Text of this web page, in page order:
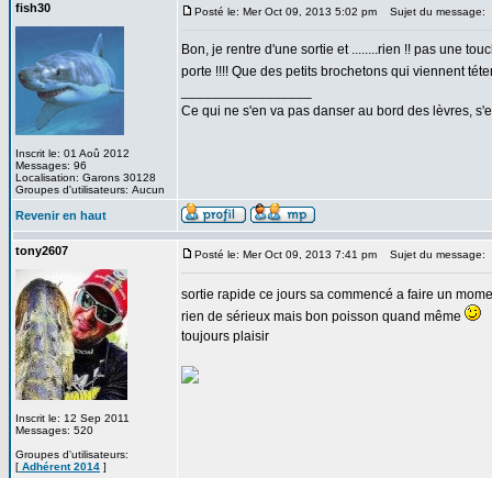
fish30
Inscrit le: 01 Aoû 2012
Messages: 96
Localisation: Garons 30128
Groupes d'utilisateurs: Aucun
Posté le: Mer Oct 09, 2013 5:02 pm Sujet du message:
Bon, je rentre d'une sortie et ........rien !! pas une
porte !!!! Que des petits brochetons qui viennent
Ce qui ne s'en va pas danser au bord des lèvres,
Revenir en haut
tony2607
Inscrit le: 12 Sep 2011
Messages: 520
Groupes d'utilisateurs:
[ Adhérent 2014 ]
Posté le: Mer Oct 09, 2013 7:41 pm Sujet du message:
sortie rapide ce jours sa commencé a faire un
rien de sérieux mais bon poisson quand même
toujours plaisir